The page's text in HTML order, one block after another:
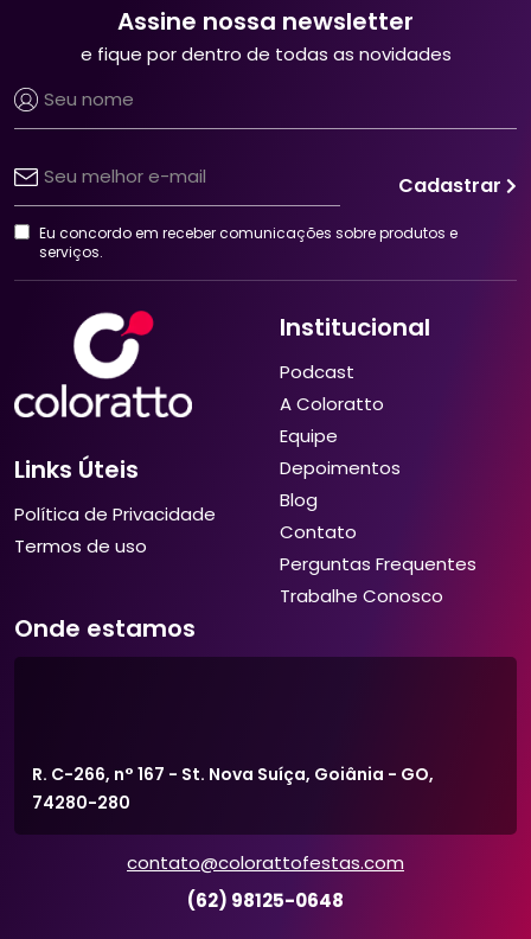
Links Úteis
Política de Privacidade
Termos de uso
Institucional
Podcast
A Coloratto
Equipe
Depoimentos
Blog
Contato
Perguntas Frequentes
Trabalhe Conosco
Onde estamos
R. C-266, n° 167 - St. Nova Suíça, Goiânia - GO,
74280-280
contato@colorattofestas.com
(62) 98125-0648
Assine nossa newsletter
e fique por dentro de todas as novidades
Cadastrar
Eu concordo em receber comunicações sobre produtos e
serviços.